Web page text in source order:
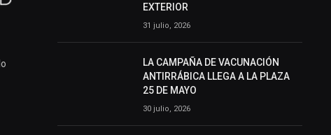
EXTERIOR
31 julio, 2026
LA CAMPAÑA DE VACUNACIÓN
ANTIRRÁBICA LLEGA A LA PLAZA
25 DE MAYO
30 julio, 2026